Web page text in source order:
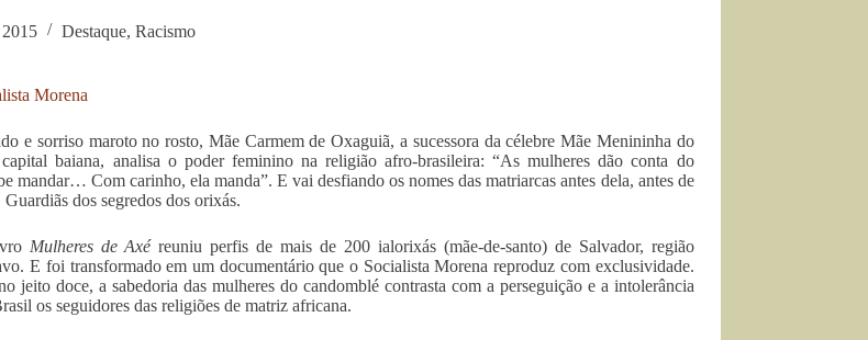
Destaque, Racismo
Morena
e sorriso maroto no rosto, Mãe Carmem de Oxaguiã, a sucessora da célebre Mãe Menininha do
baiana, analisa o poder feminino na religião afro-brasileira: “As mulheres dão conta do
mandar… Com carinho, ela manda”. E vai desfiando os nomes das matriarcas antes dela, antes de
dos segredos dos orixás.
Mulheres de Axéreuniu perfis de mais de 200 ialorixás (mãe-de-santo) de Salvador, região
E foi transformado em um documentário que o Socialista Morena reproduz com exclusividade.
jeito doce, a sabedoria das mulheres do candomblé contrasta com a perseguição e a intolerância
os seguidores das religiões de matriz africana.